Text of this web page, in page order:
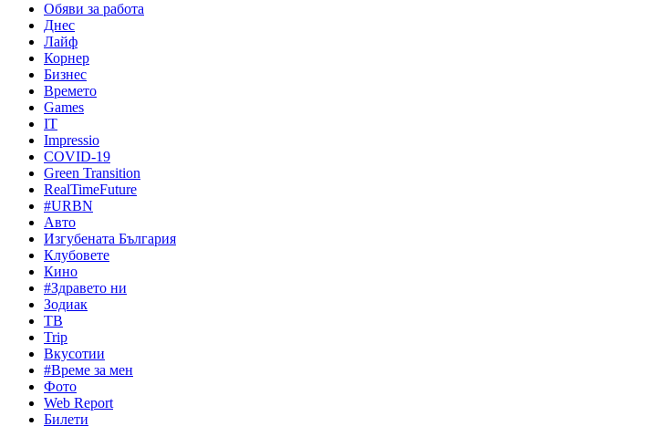
Обяви за работа
Днес
Лайф
Корнер
Бизнес
Времето
Games
IT
Impressio
COVID-19
Green Transition
RealTimeFuture
#URBN
Авто
Изгубената България
Клубовете
Кино
#Здравето ни
Зодиак
ТВ
Trip
Вкусотии
#Време за мен
Фото
Web Report
Билети